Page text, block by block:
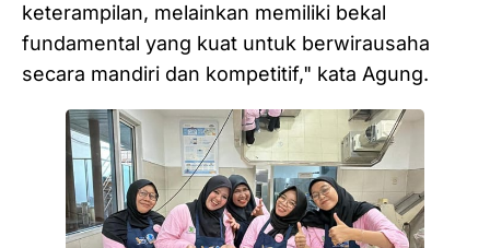
keterampilan, melainkan memiliki bekal
fundamental yang kuat untuk berwirausaha
secara mandiri dan kompetitif," kata Agung.